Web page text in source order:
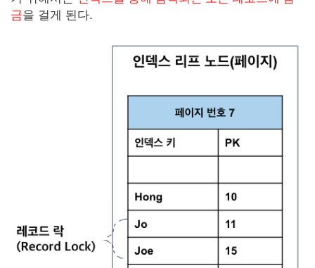
금을 걸게 된다.